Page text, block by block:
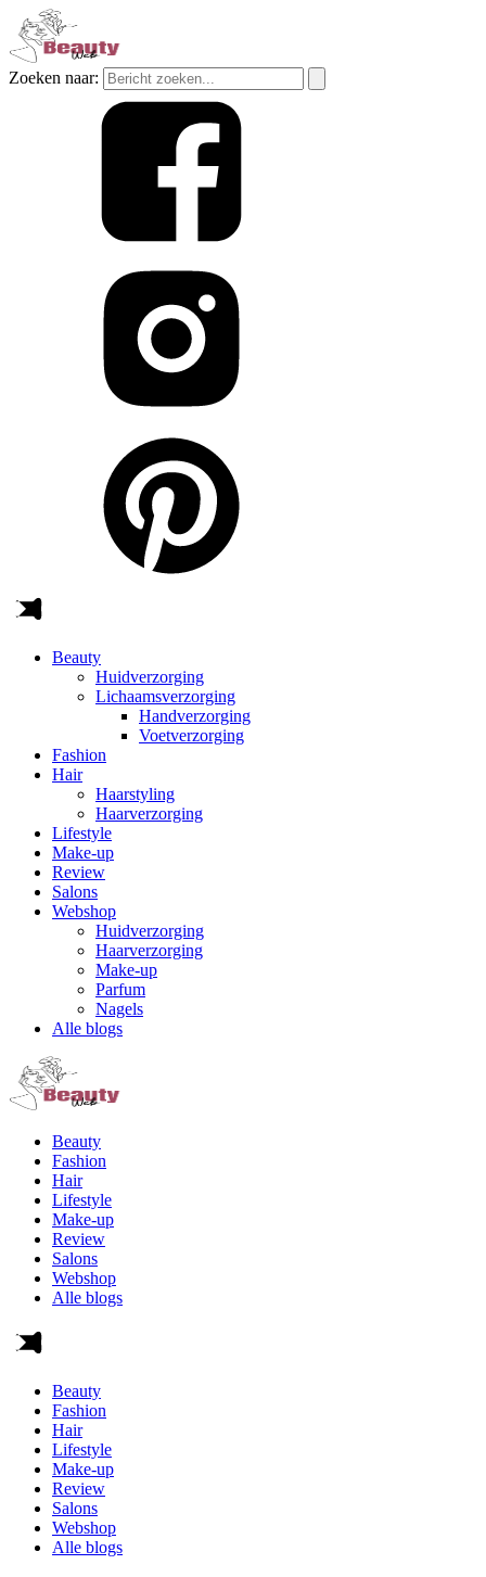
Zoeken naar:
Beauty
Huidverzorging
Lichaamsverzorging
Handverzorging
Voetverzorging
Fashion
Hair
Haarstyling
Haarverzorging
Lifestyle
Make-up
Review
Salons
Webshop
Huidverzorging
Haarverzorging
Make-up
Parfum
Nagels
Alle blogs
Beauty
Fashion
Hair
Lifestyle
Make-up
Review
Salons
Webshop
Alle blogs
Beauty
Fashion
Hair
Lifestyle
Make-up
Review
Salons
Webshop
Alle blogs